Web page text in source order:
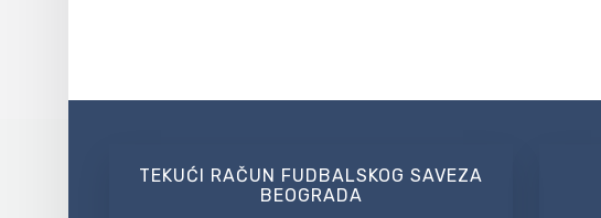
TEKUĆI RAČUN FUDBALSKOG SAVEZA
BEOGRADA